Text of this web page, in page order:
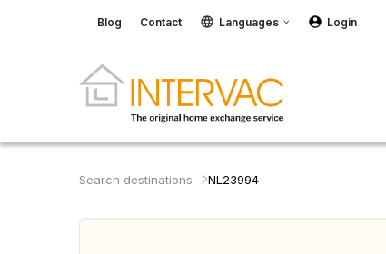
Blog Contact Languages Login
Search destinations NL23994